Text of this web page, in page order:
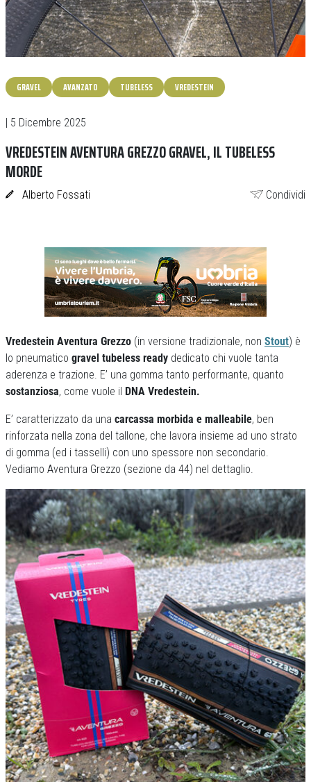
GRAVEL AVANZATO TUBELESS VREDESTEIN
| 5 Dicembre 2025
VREDESTEIN AVENTURA GREZZO GRAVEL, IL TUBELESS
MORDE
Alberto Fossati Condividi
Vredestein Aventura Grezzo (in versione tradizionale, non Stout) è
lo pneumatico gravel tubeless ready dedicato chi vuole tanta
aderenza e trazione. E’ una gomma tanto performante, quanto
sostanziosa, come vuole il DNA Vredestein.
E’ caratterizzato da una carcassa morbida e malleabile, ben
rinforzata nella zona del tallone, che lavora insieme ad uno strato
di gomma (ed i tasselli) con uno spessore non secondario.
Vediamo Aventura Grezzo (sezione da 44) nel dettaglio.